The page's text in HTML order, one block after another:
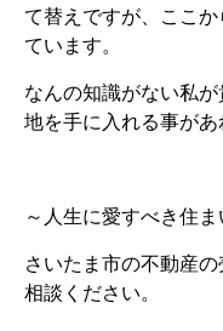
て替えですが、ここ
ています。
なんの知識がない私
地を手に入れる事があ
～人生に愛すべき住ま
さいたま市の不動産
相談ください。